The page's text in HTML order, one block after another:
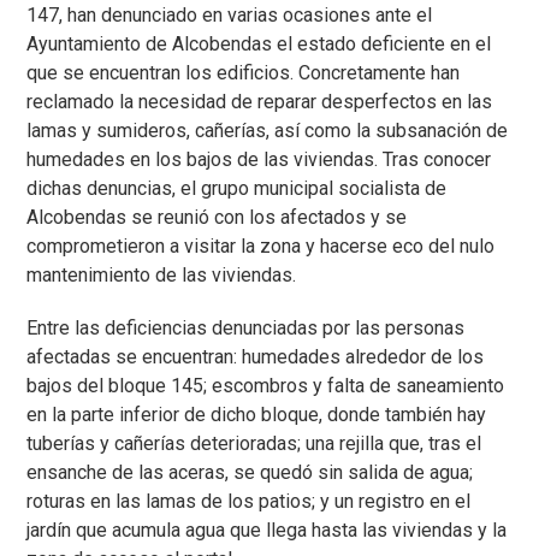
147, han denunciado en varias ocasiones ante el
Ayuntamiento de Alcobendas el estado deficiente en el
que se encuentran los edificios. Concretamente han
reclamado la necesidad de reparar desperfectos en las
lamas y sumideros, cañerías, así como la subsanación de
humedades en los bajos de las viviendas. Tras conocer
dichas denuncias, el grupo municipal socialista de
Alcobendas se reunió con los afectados y se
comprometieron a visitar la zona y hacerse eco del nulo
mantenimiento de las viviendas.
Entre las deficiencias denunciadas por las personas
afectadas se encuentran: humedades alrededor de los
bajos del bloque 145; escombros y falta de saneamiento
en la parte inferior de dicho bloque, donde también hay
tuberías y cañerías deterioradas; una rejilla que, tras el
ensanche de las aceras, se quedó sin salida de agua;
roturas en las lamas de los patios; y un registro en el
jardín que acumula agua que llega hasta las viviendas y la